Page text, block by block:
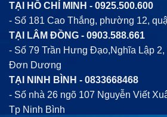
TẠI HỒ CHÍ MINH - 0925.500.600
- Số 181 Cao Thắng, phường 12,
TẠI LÂM ĐỒNG - 0903.588.661
- Số 79 Trần Hưng Đạo,Nghĩa Lập 2,
Đơn Dương
TẠI NINH BÌNH - 0833668468
- Số nhà 26 ngõ 107 Nguyễn Viết
Tp Ninh Bình